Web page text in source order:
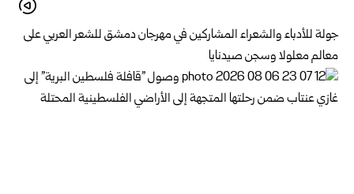
جولة للأدباء والشعراء المشاركين في مهرجان دمشق للشعر العربي على
معالم معلولا وسجن صيدنايا